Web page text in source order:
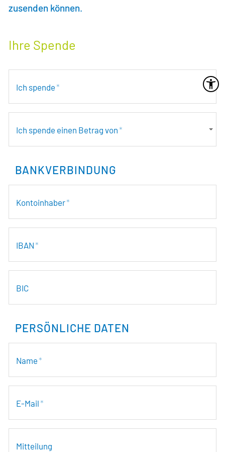
LEBENSHILFE PFORZHEIM
IMPRESSUM
DATENSCHUTZ
KONTAKT
zusenden können.
Ihre Spende
Ich spende*
Ich spende einen Betrag von*
BANKVERBINDUNG
Kontoinhaber*
IBAN*
BIC
PERSÖNLICHE DATEN
Name*
E-Mail*
Mitteilung